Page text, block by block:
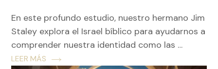
En este profundo estudio, nuestro hermano Jim
Staley explora el Israel bíblico para ayudarnos a
comprender nuestra identidad como las …
LEER MÁS